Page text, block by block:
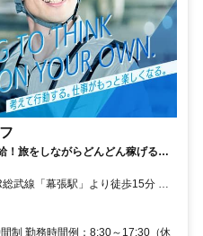
！旅をしながらどんどん稼げる！
のアクセ
制 勤務時間例：8:30～17:30（休